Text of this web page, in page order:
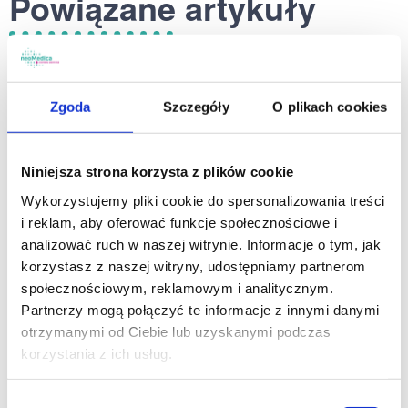
Zgoda Szczegóły O plikach cookies
Niniejsza strona korzysta z plików cookie
Wykorzystujemy pliki cookie do spersonalizowania treści
i reklam, aby oferować funkcje społecznościowe i
analizować ruch w naszej witrynie. Informacje o tym, jak
korzystasz z naszej witryny, udostępniamy partnerom
społecznościowym, reklamowym i analitycznym.
Partnerzy mogą połączyć te informacje z innymi danymi
otrzymanymi od Ciebie lub uzyskanymi podczas
korzystania z ich usług.
22.07.2026
Pediatra dr n. med. Agnieszka
Bujnowska teraz w neoMedica na
Kościelnej!